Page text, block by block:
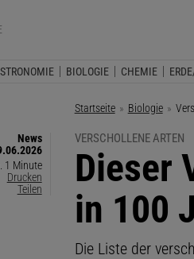
BIOLOGIE CHEMIE
Startseite Biologie
News
1 Minute
Drucken
Teilen
VERSCHOLLENE ARTEN
:
Dieser
in 100
Die Liste der